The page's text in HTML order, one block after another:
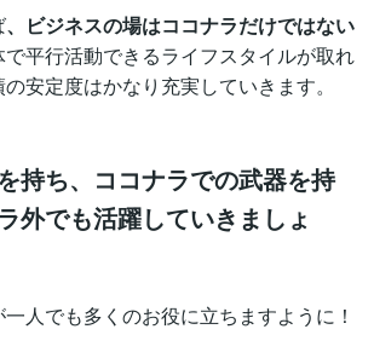
、ビジネスの場はココナラだけではない
平行活動できるライフスタイルが取れ
安定度はかなり充実していきます。
持ち、ココナラでの武器を持
外でも活躍していきましょ
人でも多くのお役に立ちますように！